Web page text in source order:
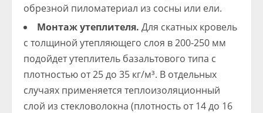
обрезной пиломатериал из сосны или ели.
Монтаж утеплителя. Для скатных кровель
с толщиной утепляющего слоя в 200-250 мм
подойдет утеплитель базальтового типа с
плотностью от 25 до 35 кг/м³. В отдельных
случаях применяется теплоизоляционный
слой из стекловолокна (плотность от 14 до 16